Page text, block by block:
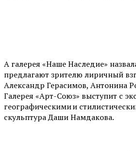
А галерея «Наше Наследие»
предлагают зрителю лиричный
Александр Герасимов, Антонина
Галерея «Арт-Союз» выступит с
географическими и
скульптура Даши Намдакова.